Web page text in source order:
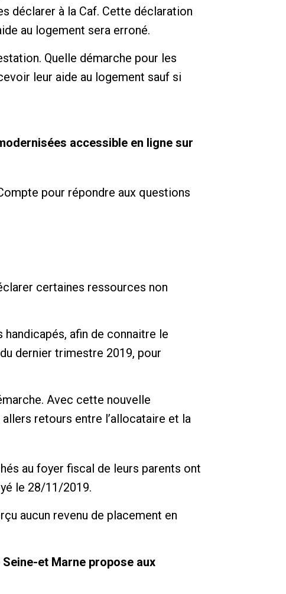
déclarer à la Caf. Cette déclaration
au logement sera erroné.
Quelle démarche pour les
leur aide au logement sauf si
accessible en ligne sur
pour répondre aux questions
certaines ressources non
afin de connaitre le
dernier trimestre 2019, pour
Avec cette nouvelle
retours entre l’allocataire et la
au foyer fiscal de leurs parents ont
le 28/11/2019.
aucun revenu de placement en
et Marne propose aux